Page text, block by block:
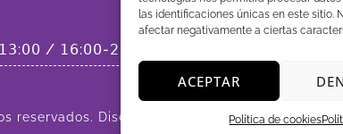
las identificaciones únicas en este sitio.
afectar negativamente a ciertas
ACEPTAR
Política de cookies
/ 𝟣𝟨:𝟢𝟢-𝟤𝟢:𝟢𝟢
reservados. Diseñado por elartedeimpactar